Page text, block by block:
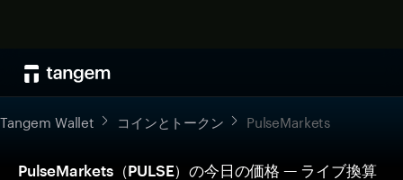
Tangem Wallet コインとトークン PulseMarkets
PulseMarkets（PULSE）の今日の価格 — ライブ換算